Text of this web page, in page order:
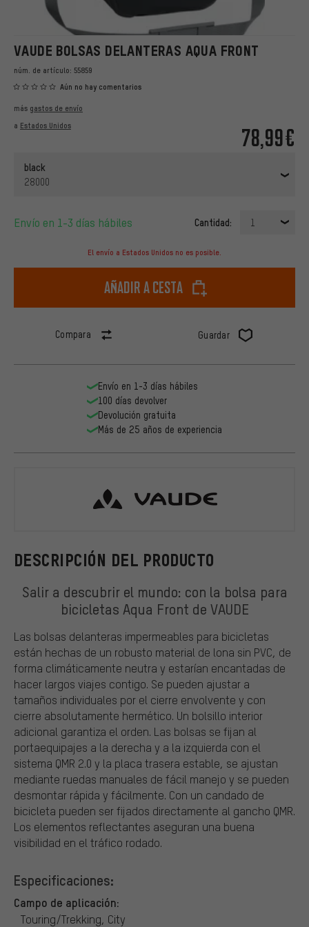
VAUDE BOLSAS DELANTERAS AQUA FRONT
núm. de artículo: 55859
Aún no hay comentarios
78,99€
más gastos de envío
a Estados Unidos
black
28000
Envío en 1-3 días hábiles Cantidad: 1
El envío a Estados Unidos no es posible.
Añadir a cesta
Compara Guardar
DESCRIPCIÓN DEL PRODUCTO
Salir a descubrir el mundo: con la bolsa para
bicicletas Aqua Front de VAUDE
Las bolsas delanteras impermeables para bicicletas
están hechas de un robusto material de lona sin PVC, de
forma climáticamente neutra y estarían encantadas de
hacer largos viajes contigo. Se pueden ajustar a
tamaños individuales por el cierre envolvente y con
cierre absolutamente hermético. Un bolsillo interior
adicional garantiza el orden. Las bolsas se fijan al
portaequipajes a la derecha y a la izquierda con el
sistema QMR 2.0 y la placa trasera estable, se ajustan
mediante ruedas manuales de fácil manejo y se pueden
desmontar rápida y fácilmente. Con un candado de
bicicleta pueden ser fijados directamente al gancho QMR.
Los elementos reflectantes aseguran una buena
visibilidad en el tráfico rodado.
Especificaciones:
Campo de aplicación:
Touring/Trekking, City
Envío en 1-3 días hábiles
100 días devolver
Devolución gratuita
Más de 25 años de experiencia
VAUDE